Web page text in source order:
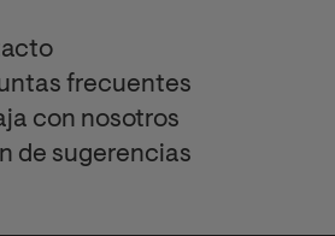
frecuentes
con nosotros
de sugerencias